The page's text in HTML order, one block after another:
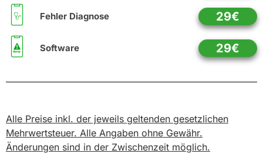
Fehler Diagnose 29€
Software 29€
Alle Preise inkl. der jeweils geltenden gesetzlichen
Mehrwertsteuer. Alle Angaben ohne Gewähr.
Änderungen sind in der Zwischenzeit möglich.